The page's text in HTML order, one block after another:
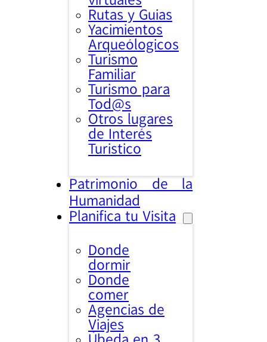
Rutas y Guias
Yacimientos
Arqueólogicos
Turismo
Familiar
Turismo para
Tod@s
Otros lugares
de Interés
Turistico
Patrimonio de la
Humanidad
Planifica tu Visita
Donde
dormir
Donde
comer
Agencias de
Viajes